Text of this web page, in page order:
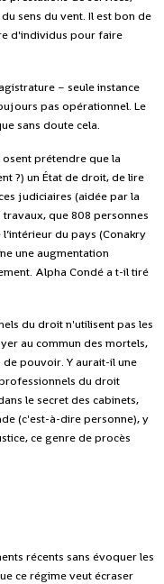
sens du vent. Il est bon de
d'individus pour faire
– seule instance
pas opérationnel. Le
sans doute cela.
prétendre que la
?) un État de droit, de lire
judiciaires (aidée par la
que 808 personnes
du pays (Conakry
une augmentation
Alpha Condé a t-il tiré
du droit n'utilisent pas les
au commun des mortels,
pouvoir. Y aurait-il une
du droit
le secret des cabinets,
(c'est-à-dire personne), y
ce genre de procès
récents sans évoquer les
ce régime veut écraser